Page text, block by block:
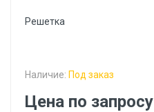
Решетка
Наличие: Под заказ
Цена по запросу